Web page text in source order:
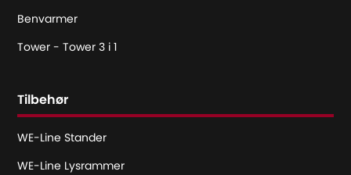
Benvarmer
Tower - Tower 3 i 1
Tilbehør
WE-Line Stander
WE-Line Lysrammer